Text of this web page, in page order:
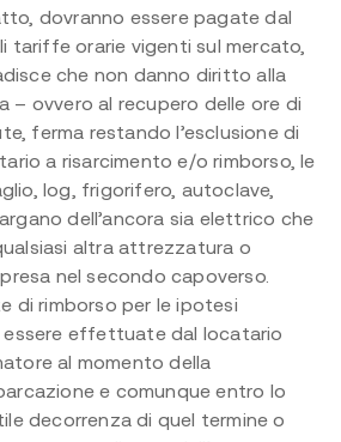
dovranno essere pagate dal
tariffe orarie vigenti sul mercato,
che non danno diritto alla
– ovvero al recupero delle ore di
ferma restando l’esclusione di
a risarcimento e/o rimborso, le
log, frigorifero, autoclave,
dell’ancora sia elettrico che
altra attrezzatura o
nel secondo capoverso.
di rimborso per le ipotesi
essere effettuate dal locatario
al momento della
e comunque entro lo
decorrenza di quel termine o